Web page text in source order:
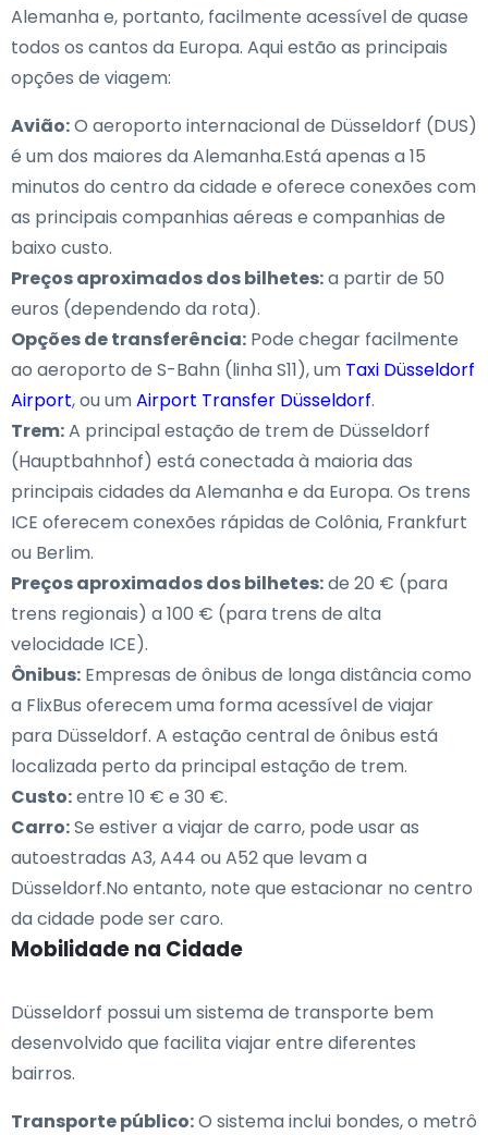
Alemanha e, portanto, facilmente acessível de quase
todos os cantos da Europa. Aqui estão as principais
opções de viagem:
Avião:O aeroporto internacional de Düsseldorf (DUS)
é um dos maiores da Alemanha.Está apenas a 15
minutos do centro da cidade e oferece conexões com
as principais companhias aéreas e companhias de
baixo custo.
Preços aproximados dos bilhetes:a partir de 50
euros (dependendo da rota).
Opções de transferência: Pode chegar facilmente
ao aeroporto de S-Bahn (linha S11), um Taxi Düsseldorf
Airport, ou umAirport Transfer Düsseldorf.
Trem:A principal estação de trem de Düsseldorf
(Hauptbahnhof) está conectada à maioria das
principais cidades da Alemanha e da Europa. Os trens
ICE oferecem conexões rápidas de Colônia, Frankfurt
ou Berlim.
Preços aproximados dos bilhetes:de 20 € (para
trens regionais) a 100 € (para trens de alta
velocidade ICE).
Ônibus: Empresas de ônibus de longa distância como
a FlixBus oferecem uma forma acessível de viajar
para Düsseldorf. A estação central de ônibus está
localizada perto da principal estação de trem.
Custo:entre 10 € e 30 €.
Carro:Se estiver a viajar de carro, pode usar as
autoestradas A3, A44 ou A52 que levam a
Düsseldorf.No entanto, note que estacionar no centro
da cidade pode ser caro.
Mobilidade na Cidade
Düsseldorf possui um sistema de transporte bem
desenvolvido que facilita viajar entre diferentes
bairros.
Transporte público:O sistema inclui bondes, o metrô